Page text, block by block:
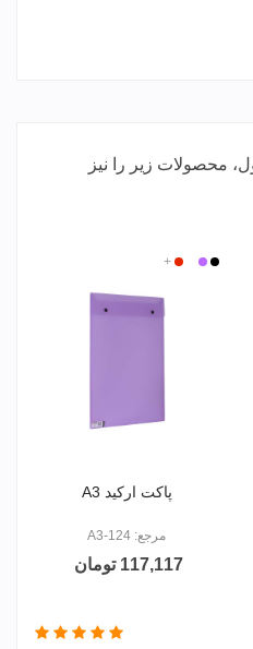
محصولات زیر را نیز
مشکیبنفش
بیقرمز
+
پاکت ارکید A3
مرجع: A3-124
117,117 تومان